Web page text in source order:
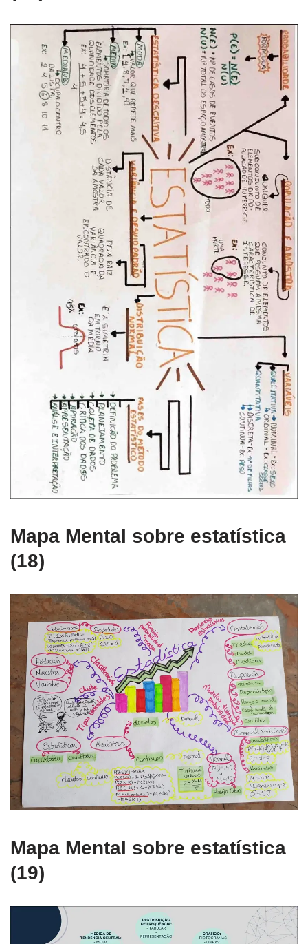
Mapa Mental sobre estatística
(18)
Mapa Mental sobre estatística
(19)